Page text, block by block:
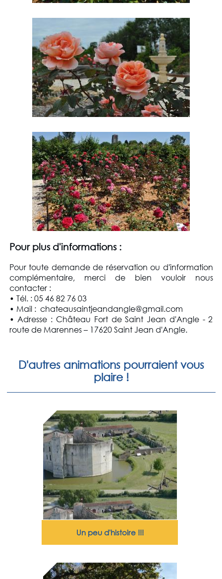
Pour plus d'informations :
Pour toute demande de réservation ou d'information
complémentaire, merci de bien vouloir nous
contacter :
• Tél. : 05 46 82 76 03
• Mail : chateausaintjeandangle@gmail.com
• Adresse : Château Fort de Saint Jean d'Angle - 2
route de Marennes – 17620 Saint Jean d'Angle.
D'autres animations pourraient vous
plaire !
Un peu d'histoire !!!